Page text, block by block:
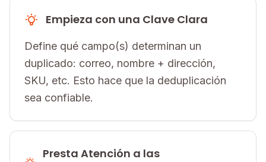
Empieza con una Clave Clara
Define qué campo(s) determinan un
duplicado: correo, nombre + dirección,
SKU, etc. Esto hace que la deduplicación
sea confiable.
Presta Atención a las